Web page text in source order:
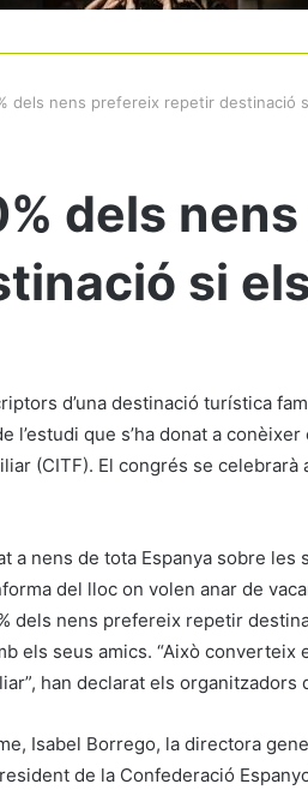
dels nens prefereix repetir destinació
dels
si
d’una destinació turística
l’estudi que s’ha donat a
(CITF). El congrés se
a nens de tota Espanya sobre
del lloc on volen anar de
dels nens prefereix repetir
els seus amics. “Això
han declarat els organitzadors
Isabel Borrego, la directora
de la Confederació